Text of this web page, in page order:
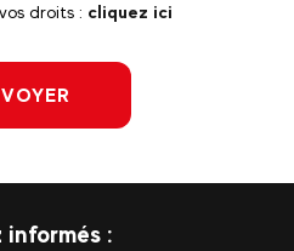
droits : cliquez ici
informés :